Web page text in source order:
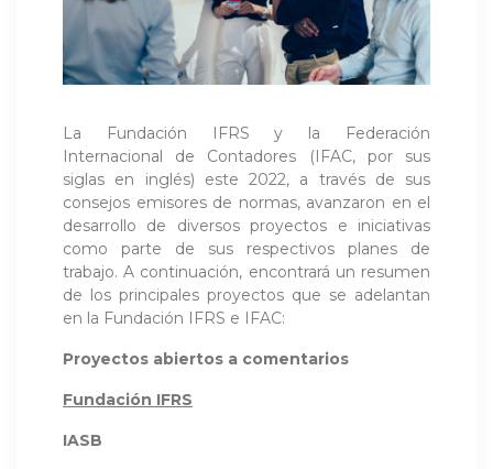
La Fundación IFRS y la Federación
Internacional de Contadores (IFAC, por sus
siglas en inglés) este 2022, a través de sus
consejos emisores de normas, avanzaron en el
desarrollo de diversos proyectos e iniciativas
como parte de sus respectivos planes de
trabajo. A continuación, encontrará un resumen
de los principales proyectos que se adelantan
en la Fundación IFRS e IFAC:
Proyectos abiertos a comentarios
Fundación IFRS
IASB